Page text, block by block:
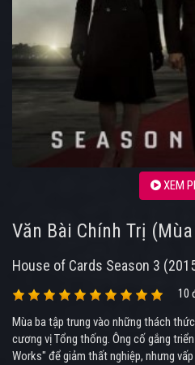
XEM
Văn Bài Chính Trị
House of Cards Season 3
10
Mùa ba tập trung vào những thách
cương vị Tổng thống. Ông cố gắng
Works" để giảm thất nghiệp, nhưng